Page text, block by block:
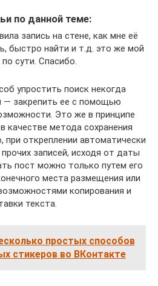
по данной теме:
запись на стене, как мне её
быстро найти и т.д. это же мой
по сути. Спасибо.
упростить поиск некогда
— закрепить ее с помощью
Это же в принципе
качестве метода сохранения
при откреплении автоматически
записей, исходя от даты
пост можно только путем его
места размещения или
копирования и
текста.
простых способов
стикеров во ВКонтакте